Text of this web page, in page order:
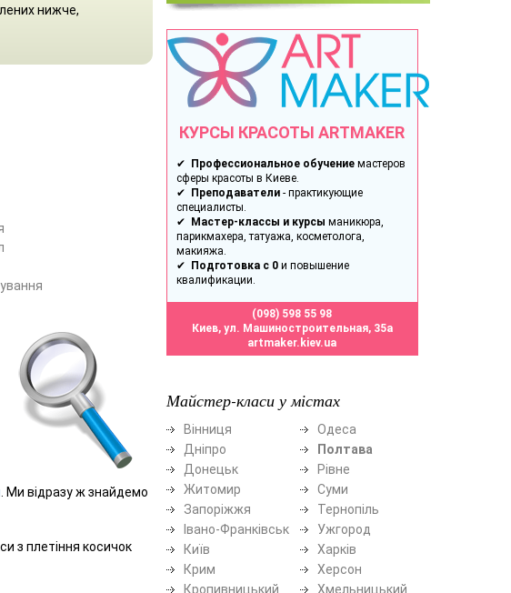
нижче,
. Ми відразу ж знайдемо
з плетіння косичок
КУРСЫ КРАСОТЫ ARTMAKER
✔ Профессиональное обучениемастеров
сферы красоты в Киеве.
✔ Преподаватели- практикующие
специалисты.
✔ Мастер-классы и курсы маникюра,
парикмахера, татуажа, косметолога,
макияжа.
✔ Подготовка с 0и повышение
квалификации.
(098) 598 55 98
Киев, ул. Машиностроительная, 35а
artmaker.kiev.ua
Майстер-класи у містах
Вінниця
Дніпро
Донецьк
Житомир
Запоріжжя
Івано-Франківськ
Київ
Крим
Кропивницький
Одеса
Полтава
Рівне
Суми
Тернопіль
Ужгород
Харків
Херсон
Хмельницький